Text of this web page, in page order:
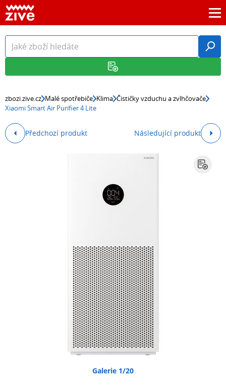
zbozi.zive.cz Malé spotřebiče Klima Čističky vzduchu a zvlhčovače
Xiaomi Smart Air Purifier 4 Lite
Předchozí produkt Následující produkt
Galerie 1/20